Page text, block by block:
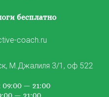
бесплатно
coach.ru
М.Джалиля 3/1, оф 522
— 21:00